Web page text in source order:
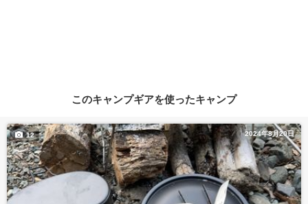
このキャンプギアを使ったキャンプ
2024年8月20日
12